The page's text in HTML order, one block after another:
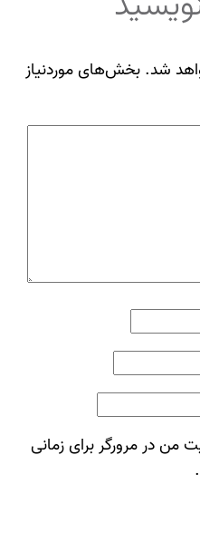
شد. بخش‌های موردنیاز
من در مرورگر برای زمانی